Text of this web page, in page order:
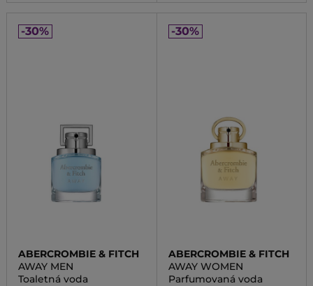
-30%
ABERCROMBIE & FITCH
AWAY MEN
Toaletná voda
-30%
ABERCROMBIE & FITCH
AWAY WOMEN
Parfumovaná voda